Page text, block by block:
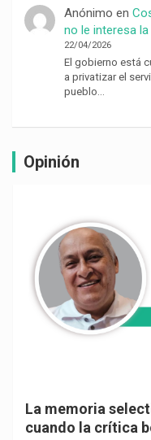
Anónimo en
no le interesa
22/04/2026
El gobierno está
a privatizar el
pueblo…
Opinión
La memoria
cuando la crítica